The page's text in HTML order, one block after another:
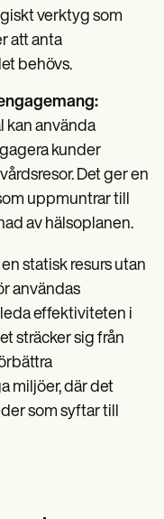
verktyg som
att anta
behövs.
kan använda
kunder
Det ger en
uppmuntrar till
av hälsoplanen.
statisk resurs utan
användas
effektiviteten i
sträcker sig från
miljöer, där det
som syftar till